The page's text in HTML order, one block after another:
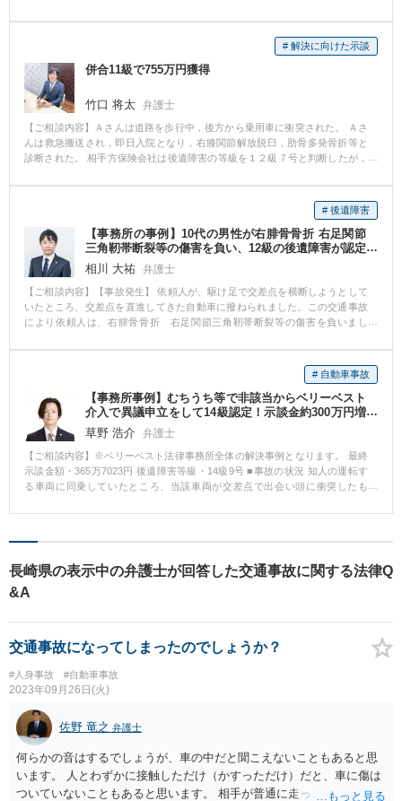
した。 依頼主の方としては、同金額が妥当か否か知りたいとのことでご相談
に来られました。 【相談後】 当職において、相手方保険会社からの示談金額
及びその内訳を確認したところ、依頼主の方の後遺障害の内容に照らして、
休業損や逸失利益の金額が低すぎること、依頼主の過失割合も高いと判断し
ました。そこで、当職において、同種事案を含めた複数の裁判例を調査した
上で、同裁判例や依頼主の方の後遺障害による仕事(主婦業)への支障等や依頼
主の過失割合が低いことも主張した上で相手方保険会社との間で賠償額の増
額交渉を行いました。その結果、休業損害、逸失利益についてはほぼ当方の
主張通りの金額が認められ、保険会社からの事前提示額より合計約400万円増
額した金額(約780万円)で解決することができました。 【弁護士からのコメン
# 解決に向けた示談
併合11級で755万円獲得
竹口 将太 弁護士
【ご相談内容】Ａさんは道路を歩行中，後方から乗用車に衝突された。 Ａさ
んは救急搬送され，即日入院となり，右膝関節解放脱臼，肋骨多発骨折等と
診断された。 相手方保険会社は後遺障害の等級を１２級７号と判断したが，
が認定された。 その結果，相手方の当初予定額が２４０万であったところ，
# 後遺障害
【事務所の事例】10代の男性が右腓骨骨折 右足関節
三角靭帯断裂等の傷害を負い、12級の後遺障害が認定
された事案
相川 大祐 弁護士
【ご相談内容】【事故発生】 依頼人が、駆け足で交差点を横断しようとして
いたところ、交差点を直進してきた自動車に撥ねられました。この交通事故
により依頼人は、右腓骨骨折 右足関節三角靭帯断裂等の傷害を負いまし
終了し、しばらく経ってからでした。治療が終了したものの、今後、どのよ
うに手続を進めていったらよいのかわからないということでした。 コロナ禍
の影響があり、オンラインテレビ会議システム(ZOOM)を用いての相談となり
ました。 【当事務所の活動】 依頼人は、ご相談にいらっしゃった時点で、治
療は終わっているものの、後遺障害診断書は作成していないという状況でし
た。依頼人に理由を確認すると、後遺症は特に残っていないためということ
でした。しかし、詳細に症状等を確認すると、骨折部位の可動域制限はない
ものの、骨折部位や靭帯断裂部位に疼痛が残存しているようでした。 そこ
で、依頼人と協議の上、後遺障害の認定申請を行うこととしました。 医師に
対して、後遺障害診断書の作成の依頼及び症状残存の原因等に関する照会を
社は、依頼者の横断態様が直前横断にあたるとして10パーセントの過失相殺
を主張してきました。たしかに、刑事記録上は直前横断に該当する事故態様
ではありましたが、当事務所としては、相手方車両にも住宅街での走行にも
準で認めさせることができ、最終的に1024万円で示談が成立しています。 依
頼人自身は、後遺症の残存に気付いていませんでしたが、弁護士に相談する
ことにより、後遺症の残存に気付くことができ、適正な賠償を受けることが
できました。 被害者の方は、自身の残存症状が、自賠責保険の後遺障害に該
合、後遺症については何ら補償を受けることができずに、事件が終結するこ
とになります。少しでも気になる症状がある方は、ぜひ一度、弁護士法人グ
レイスにご相談ください。
# 自動車事故
【事務所事例】むちうち等で非該当からベリーベスト
介入で異議申立をして14級認定！示談金約300万円増
額！
草野 浩介 弁護士
【ご相談内容】※ベリーベスト法律事務所全体の解決事例となります。 最終
示談金額・365万7023円 後遺障害等級・14級9号 ■事故の状況 知人の運転す
る車両に同乗していたところ、当該車両が交差点で出会い頭に衝突したも
ら5カ月間通院したところで相手方保険会社からの治療費の支払いを打ち切ら
院を続けており、症状が残存していたことから、後遺障害の申請をしました
が自賠責保険からは非該当の認定を受けました。 その後、非該当であること
を前提に、示談交渉を行いましたが、相手方保険会社は、Hさんの納得のいく
法律事務所では、示談金額を上げるためには、非該当とされた後遺障害の認
定に対して異議申立をするしかないと判断し、異議申立をすることになりま
した。その際、医師に対しては、診断書に通院状況についての追記を依頼
し、また、カルテを取り付けるなどしてHさんの治療状況、症状経過の立証活
動を行いました。その結果、異議申立が認められ、頚部痛について14級9号の
め、賠償額は大幅に上昇し、約365万円で示談が成立する結果となりました。
長崎県の表示中の弁護士が回答した交通事故に関する法律Q
&A
交通事故になってしまったのでしょうか？
#人身事故 #自動車事故
2023年09月26日(火)
佐野 竜之 弁護士
何らかの音はするでしょうが、車の中だと聞こえないこともあると思
います。 人とわずかに接触しただけ（かすっただけ）だと、車に傷は
ついていないこともあると思います。 相手が普通に走って行ったとの